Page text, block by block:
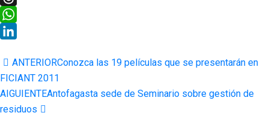
Threads
WhatsApp
ANTERIORConozca las 19 películas que se presentarán en
FICIANT 2011
AIGUIENTEAntofagasta sede de Seminario sobre gestión de
residuos